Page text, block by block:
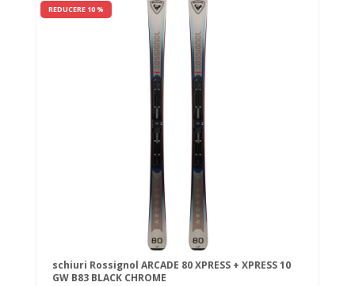
REDUCERE 10 %
schiuri Rossignol ARCADE 80 XPRESS + XPRESS 10
GW B83 BLACK CHROME